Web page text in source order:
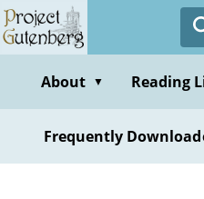
Skip
to
contentAbout ▼ Reading
Frequently